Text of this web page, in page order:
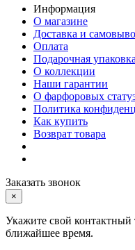
Информация
О магазине
Доставка и
Оплата
Подарочная упаковка
О коллекции
Наши гарантии
О фарфоровых
Политика
Как купить
Возврат товара
Заказать звонок
×
Укажите свой
ближайшее время.